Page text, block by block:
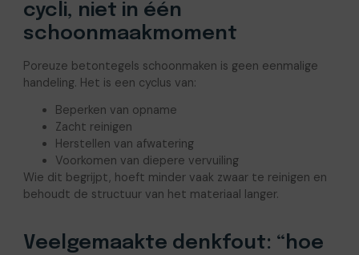
cycli, niet in één
schoonmaakmoment
Poreuze betontegels schoonmaken is geen eenmalige
handeling. Het is een cyclus van:
Beperken van opname
Zacht reinigen
Herstellen van afwatering
Voorkomen van diepere vervuiling
Wie dit begrijpt, hoeft minder vaak zwaar te reinigen en
behoudt de structuur van het materiaal langer.
Veelgemaakte denkfout: “hoe